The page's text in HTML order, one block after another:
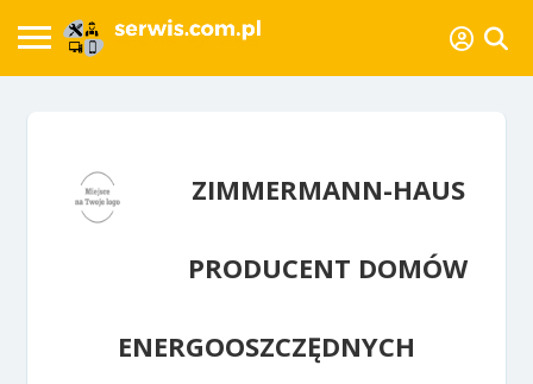
ZIMMERMANN-HAUS
PRODUCENT DOMÓW
ENERGOOSZCZĘDNYCH